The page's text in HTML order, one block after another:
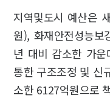
지역및도시 예산은
원), 화재안전성능
년 대비 감소한 가운
통한 구조조정 및 신
소한 6127억원으로